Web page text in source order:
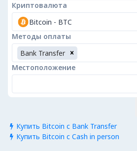
Криптовалюта
Bitcoin - BTC
Методы оплаты
Bank Transfer
Местоположение
 Купить Bitcoin с Bank Transfer
 Купить Bitcoin с Cash in person